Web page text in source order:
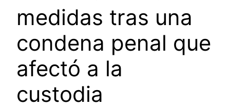
medidas tras una
condena penal que
afectó a la
custodia